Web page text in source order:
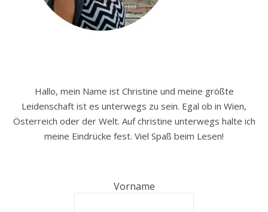
Hallo, mein Name ist Christine und meine größte
Leidenschaft ist es unterwegs zu sein. Egal ob in Wien,
Österreich oder der Welt. Auf christine unterwegs halte ich
meine Eindrücke fest. Viel Spaß beim Lesen!
Vorname